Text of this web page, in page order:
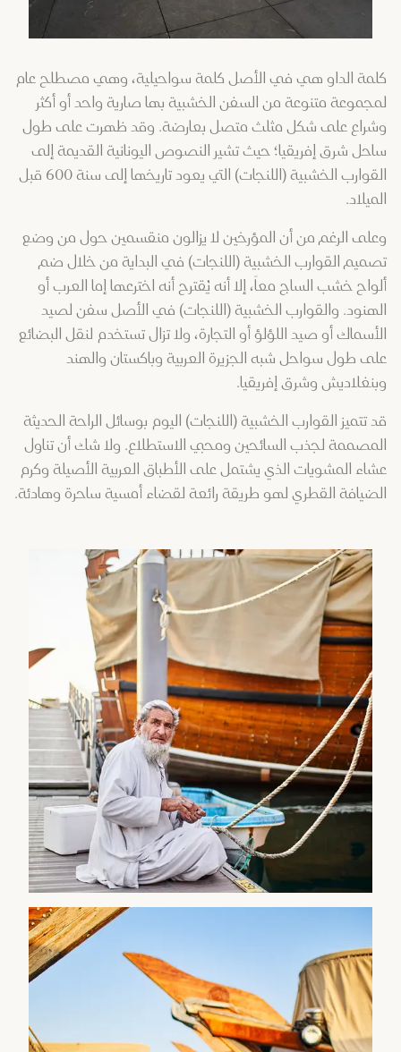
كلمة الداو هي في الأصل كلمة سواحيلية، وهي مصطلح عام
لمجموعة متنوعة من السفن الخشبية بها صارية واحد أو أكثر
وشراع على شكل مثلث متصل بعارضة. وقد ظهرت على طول
ساحل شرق إفريقيا؛ حيث تشير النصوص اليونانية القديمة إلى
القوارب الخشبية (اللنجات) التي يعود تاريخها إلى سنة 600 قبل
الميلاد.
وعلى الرغم من أن المؤرخين لا يزالون منقسمين حول من وضع
تصميم القوارب الخشبية (اللنجات) في البداية من خلال ضم
ألواح خشب الساج معاً، إلا أنه يُقترح أنه اخترعها إما العرب أو
الهنود. والقوارب الخشبية (اللنجات) في الأصل سفن لصيد
الأسماك أو صيد اللؤلؤ أو التجارة، ولا تزال تستخدم لنقل البضائع
على طول سواحل شبه الجزيرة العربية وباكستان والهند
وبنغلاديش وشرق إفريقيا.
قد تتميز القوارب الخشبية (اللنجات) اليوم بوسائل الراحة الحديثة
المصممة لجذب السائحين ومحبي الاستطلاع. ولا شك أن تناول
عشاء المشويات الذي يشتمل على الأطباق العربية الأصيلة وكرم
الضيافة القطري لهو طريقة رائعة لقضاء أمسية ساحرة وهادئة.